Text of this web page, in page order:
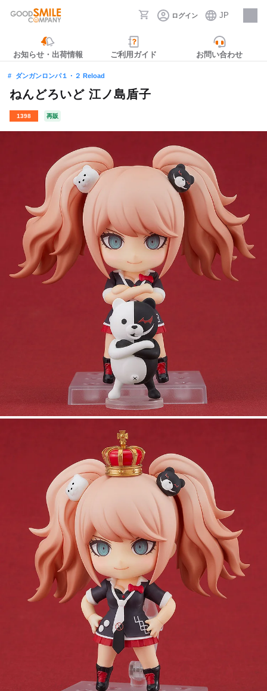
ログイン JP
採用情報
お知らせ・出荷情報 ご利用ガイド お問い合わせ
ダンガンロンパ１・２ Reload
ねんどろいど 江ノ島盾子
1398 再販